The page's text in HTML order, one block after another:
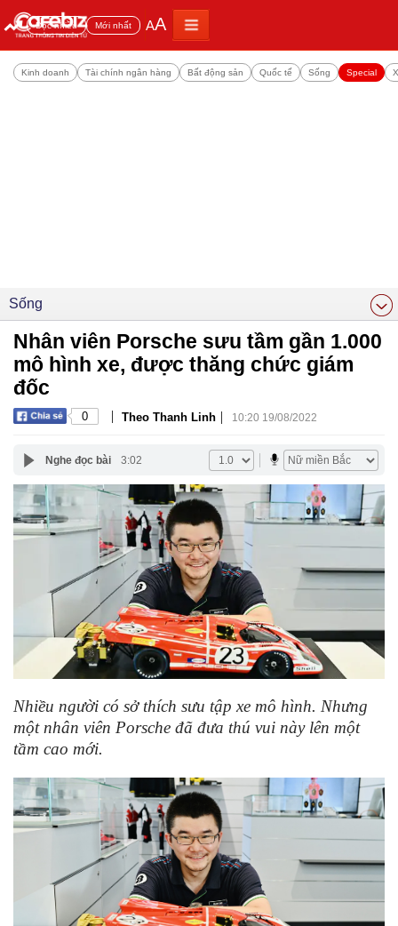
Đọc nhiều Mới nhất AA
Kinh doanh Tài chính ngân hàng Bất động sản Quốc tế Sống Special
Sống
Nhân viên Porsche sưu tầm gần 1.000
mô hình xe, được thăng chức giám
đốc
0 | Theo Thanh Linh | 10:20 19/08/2022
Nghe đọc bài 3:02
Nhiều người có sở thích sưu tập xe mô hình. Nhưng
một nhân viên Porsche đã đưa thú vui này lên một
tầm cao mới.